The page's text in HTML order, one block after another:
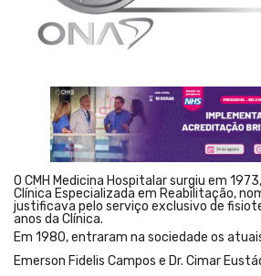
O CMH Medicina Hospitalar surgiu em
Clínica Especializada em Reabilitação,
justificava pelo serviço exclusivo de
anos da Clínica.
Em 1980, entraram na sociedade os
Emerson Fidelis Campos e Dr. Cimar